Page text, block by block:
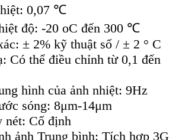
0,07 ℃
độ: -20 oC đến 300 ℃
± 2% kỹ thuật số / ± 2 ° C
Có thể điều chỉnh từ 0,1 đến
hình của ảnh nhiệt: 9Hz
sóng: 8μm-14μm
nét: Cố định
ảnh Trung bình: Tích hợp 3G